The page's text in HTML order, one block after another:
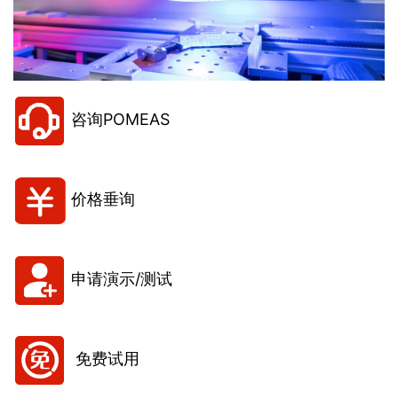
咨询POMEAS
价格垂询
申请演示/测试
免费试用